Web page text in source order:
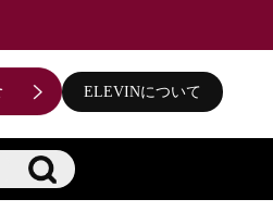
ELEVINについて